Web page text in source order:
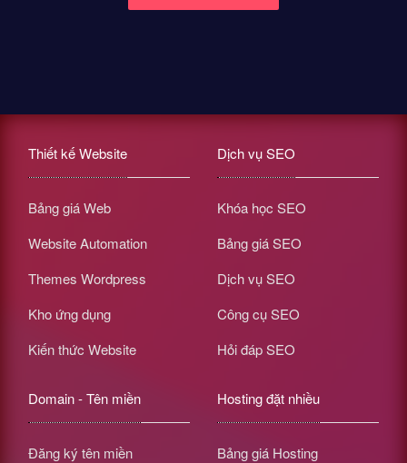
Thiết kế Website
Bảng giá Web
Website Automation
Themes Wordpress
Kho ứng dụng
Kiến thức Website
Dịch vụ SEO
Khóa học SEO
Bảng giá SEO
Dịch vụ SEO
Công cụ SEO
Hỏi đáp SEO
Domain - Tên miền
Đăng ký tên miền
Hosting đặt nhiều
Bảng giá Hosting